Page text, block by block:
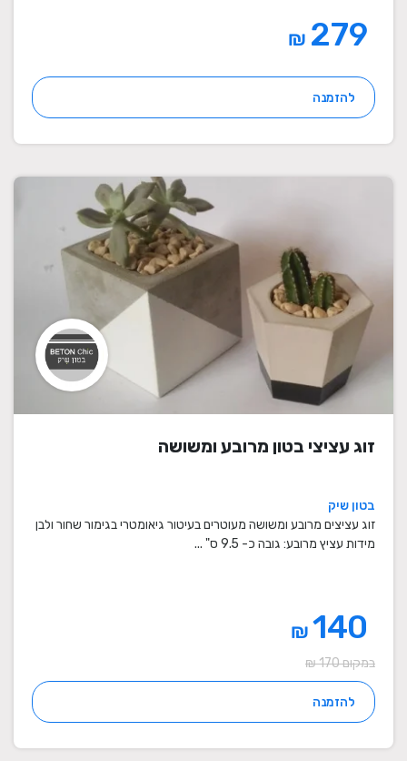
₪
להזמנה
זוג עציצי בטון מרובע ומשושה
בטון שיק
זוג עציצים מרובע ומשושה מעוטרים בעיטור גיאומטרי בגימור שחור ולבן
מידות עציץ מרובע: גובה כ- 9.5 ס" ...
₪
במקום 170 ₪
להזמנה